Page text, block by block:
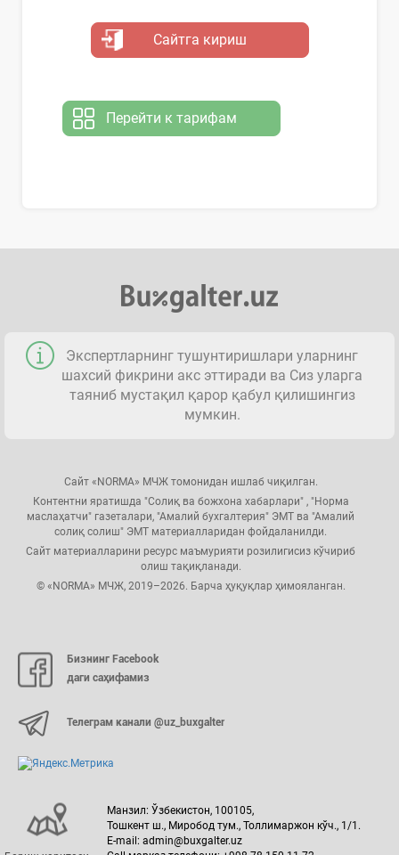
Сайтга кириш
Перейти к тарифам
Экспертларнинг тушунтиришлари уларнинг
шахсий фикрини акс эттиради ва Сиз уларга
таяниб мустақил қарор қабул қилишингиз
мумкин.
Сайт «NORMA» МЧЖ томонидан ишлаб чиқилган.
Контентни яратишда "Солиқ ва божхона хабарлари" , "Норма
маслаҳатчи" газеталари, "Амалий бухгалтерия" ЭМТ ва "Амалий
солиқ солиш" ЭМТ материалларидан фойдаланилди.
Сайт материалларини ресурс маъмурияти розилигисиз кўчириб
олиш тақиқланади.
© «NORMA» МЧЖ, 2019–2026. Барча ҳуқуқлар ҳимояланган.
Бизнинг Facebook
даги саҳифамиз
Телеграм канали @uz_buxgalter
Манзил: Ўзбекистон, 100105,
Тошкент ш., Миробод тум., Толлимаржон кўч., 1/1.
E-mail: admin@buxgalter.uz